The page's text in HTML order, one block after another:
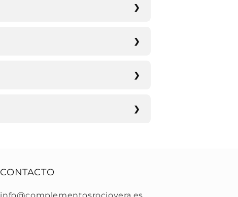
CONTACTO